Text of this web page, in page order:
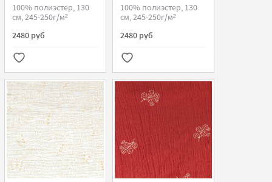
100% полиэстер, 130
см, 245-250г/м²
2480 руб
METALLIZED Katia
100% полиэстер, 130
см, 245-250г/м²
2480 руб